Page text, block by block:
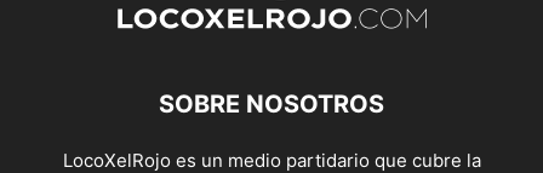
SOBRE NOSOTROS
LocoXelRojo es un medio partidario que cubre la